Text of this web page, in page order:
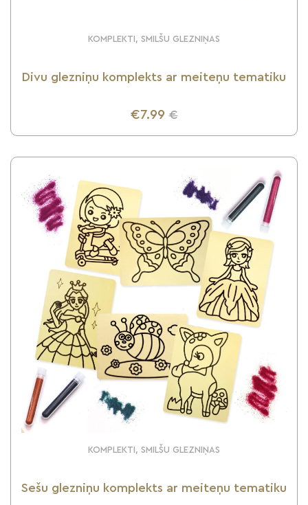
KOMPLEKTI, SMILŠU GLEZNIŅAS
Divu glezniņu komplekts ar meiteņu tematiku
€7.99 €
UZZINI VAIRĀK
KOMPLEKTI, SMILŠU GLEZNIŅAS
Sešu glezniņu komplekts ar meiteņu tematiku